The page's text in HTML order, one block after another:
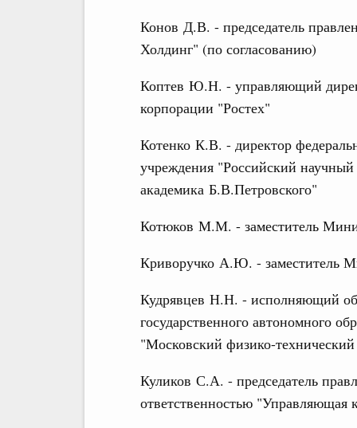
Конов Д.В. - председатель
Холдинг" (по согласованию)
Коптев Ю.Н. - управляющий
корпорации "Ростех"
Котенко К.В. - директор
учреждения "Российский
академика Б.В.Петровского"
Котюков М.М. - заместитель
Криворучко А.Ю. - заместитель
Кудрявцев Н.Н. - исполняющий
государственного автономного
"Московский физико-
Куликов С.А. - председатель
ответственностью